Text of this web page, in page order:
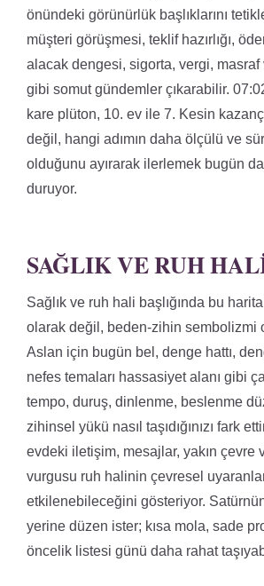
önündeki görünürlük başlıklarını
müşteri görüşmesi, teklif hazırlığı,
alacak dengesi, sigorta, vergi, masraf
gibi somut gündemler çıkarabilir.
kare plüton, 10. ev ile 7. Kesin
değil, hangi adımın daha ölçülü ve
olduğunu ayırarak ilerlemek bugün
duruyor.
SAĞLIK VE RUH
Sağlık ve ruh hali başlığında bu
olarak değil, beden-zihin sembolizmi
Aslan için bugün bel, denge hattı,
nefes temaları hassasiyet alanı gibi
tempo, duruş, dinlenme, beslenme
zihinsel yükü nasıl taşıdığınızı fark
evdeki iletişim, mesajlar, yakın çevre
vurgusu ruh halinin çevresel
etkilenebileceğini gösteriyor.
yerine düzen ister; kısa mola, sade
öncelik listesi günü daha rahat